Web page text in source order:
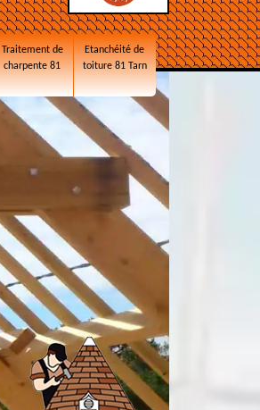
Traitement de
charpente 81
Etanchéité de
toiture 81 Tarn